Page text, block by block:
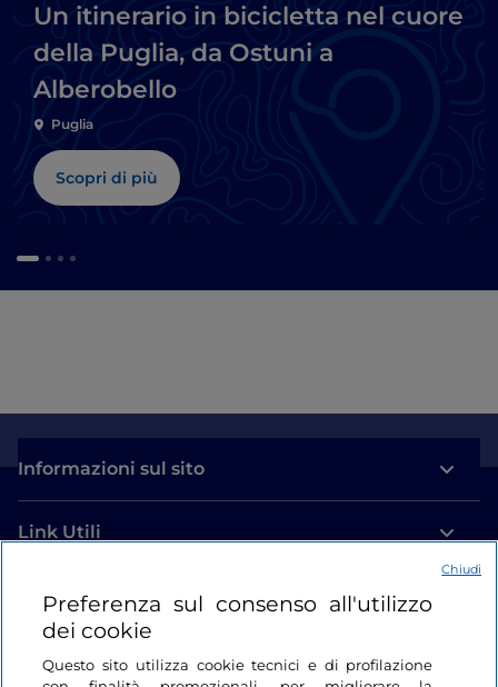
Un itinerario in bicicletta nel cuore
della Puglia, da Ostuni a
Alberobello
Puglia
Scopri di più
Informazioni sul sito
Link Utili
Login
Restiamo in contatto
Preferenza sul consenso all'utilizzo
dei cookie
Questo sito utilizza cookie tecnici e di profilazione
Chiudi